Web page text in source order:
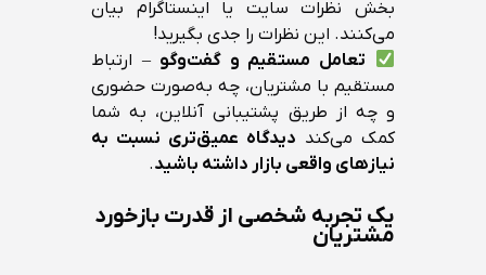
بخش نظرات سایت یا اینستاگرام بیان
می‌کنند. این نظرات را جدی بگیرید!
تعامل مستقیم و گفت‌وگو – ارتباط
مستقیم با مشتریان، چه به‌صورت حضوری
و چه از طریق پشتیبانی آنلاین، به شما
کمک می‌کند دیدگاه عمیق‌تری نسبت به
نیازهای واقعی بازار داشته باشید.
یک تجربه شخصی از قدرت بازخورد
مشتریان